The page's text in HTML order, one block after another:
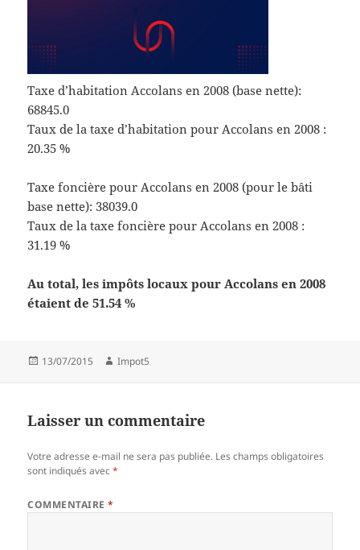
Taxe d’habitation Accolans en 2008 (base nette):
68845.0
Taux de la taxe d’habitation pour Accolans en 2008 :
20.35 %
Taxe foncière pour Accolans en 2008 (pour le bâti
base nette): 38039.0
Taux de la taxe foncière pour Accolans en 2008 :
31.19 %
Au total, les impôts locaux pour Accolans en 2008
étaient de 51.54 %
Publié
13/07/2015 Auteur
Impot5
Laisser un commentaire
Votre adresse e-mail ne sera pas publiée. Les champs obligatoires
sont indiqués avec*
COMMENTAIRE*